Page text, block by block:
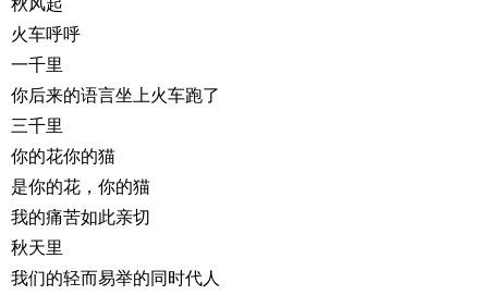
火车呼呼
一千里
你后来的语言坐上火车跑了
三千里
你的花你的猫
是你的花，你的猫
我的痛苦如此亲切
秋天里
我们的轻而易举的同时代人